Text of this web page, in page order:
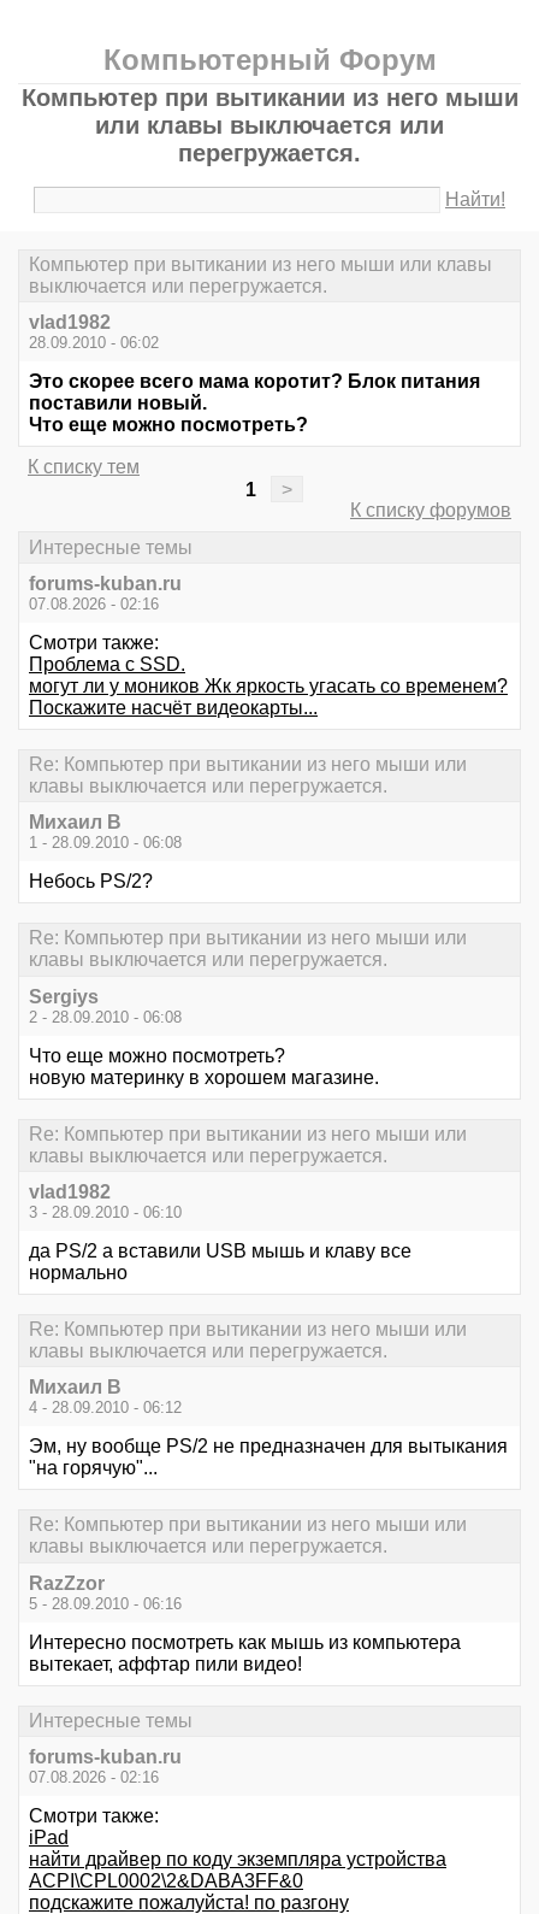
Компьютерный Форум
Компьютер при вытикании из него мыши
или клавы выключается или
перегружается.
Найти!
Компьютер при вытикании из него мыши или клавы
выключается или перегружается.
vlad1982
28.09.2010 - 06:02
Это скорее всего мама коротит? Блок питания
поставили новый.
Что еще можно посмотреть?
К списку тем
1
>
К списку форумов
Интересные темы
forums-kuban.ru
07.08.2026 - 02:16
Смотри также:
Проблема с SSD.
могут ли у моников Жк яркость угасать со временем?
Поскажите насчёт видеокарты...
Re: Компьютер при вытикании из него мыши или
клавы выключается или перегружается.
Михаил В
1 - 28.09.2010 - 06:08
Небось PS/2?
Re: Компьютер при вытикании из него мыши или
клавы выключается или перегружается.
Sergiys
2 - 28.09.2010 - 06:08
Что еще можно посмотреть?
новую материнку в хорошем магазине.
Re: Компьютер при вытикании из него мыши или
клавы выключается или перегружается.
vlad1982
3 - 28.09.2010 - 06:10
да PS/2 а вставили USB мышь и клаву все
нормально
Re: Компьютер при вытикании из него мыши или
клавы выключается или перегружается.
Михаил В
4 - 28.09.2010 - 06:12
Эм, ну вообще PS/2 не предназначен для вытыкания
"на горячую"...
Re: Компьютер при вытикании из него мыши или
клавы выключается или перегружается.
RazZzor
5 - 28.09.2010 - 06:16
Интересно посмотреть как мышь из компьютера
вытекает, аффтар пили видео!
Интересные темы
forums-kuban.ru
07.08.2026 - 02:16
Смотри также:
iPad
найти драйвер по коду экземпляра устройства
ACPI\CPL0002\2&DABA3FF&0
подскажите пожалуйста! по разгону